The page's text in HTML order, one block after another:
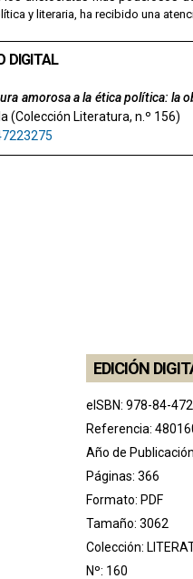
y literaria, ha recibido una
DIGITAL
amorosa a la ética política: la
(Colección Literatura, n.º 156)
EDICIÓN
eISBN: 978-84-
Referencia:
Año de
Páginas: 366
Formato: PDF
Tamaño: 3062
Colección:
Nº: 160